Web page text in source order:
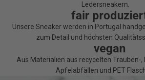
Ledersneakern.
fair
Unsere Sneaker werden in Portugal
zum Detail und höchsten
vegan
Aus Materialien aus recycelten Trauben-,
Apfelabfällen und PET